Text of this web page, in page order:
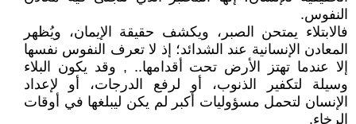
النفوس.
فالابتلاء يمتحن الصبر، ويكشف حقيقة الإيمان، ويُظهر
المعادن الإنسانية عند الشدائد؛ إذ لا تعرف النفوس نفسها
إلا عندما تهتز الأرض تحت أقدامها.. , وقد يكون البلاء
وسيلة لتكفير الذنوب، أو لرفع الدرجات، أو لإعداد
الإنسان لتحمل مسؤوليات أكبر لم يكن ليبلغها في أوقات
الرخاء.